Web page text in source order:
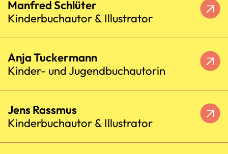
Manfred Schlüter
Kinderbuchautor & Illustrator
Anja Tuckermann
Kinder- und Jugendbuchautorin
Jens Rassmus
Kinderbuchautor & Illustrator